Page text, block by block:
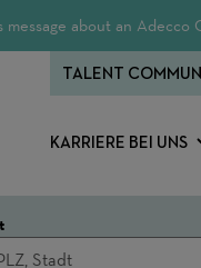
message about an
KARRIERE BEI UNS
TALENT